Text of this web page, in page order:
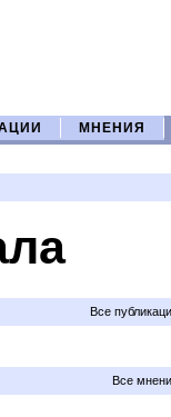
МНЕНИЯ
Все
Все